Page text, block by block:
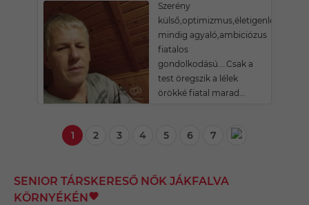
Szerény
mindig agyaló,ambiciózus
fiatalos
gondolkodású....Csak a
test öregszik a lélek
örökké fiatal marad...
1 2 3 4 5 6 7
SENIOR TÁRSKERESŐ NŐK JÁKFALVA
KÖRNYÉKÉN